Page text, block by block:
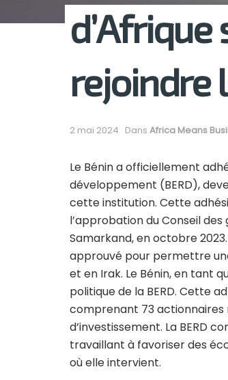
rejoindre
2 mai 2024 Dans Africa Means
Le Bénin a officiellement
développement (BERD),
cette institution. Cette
l’approbation du Conseil des
Samarkand, en octobre
approuvé pour permettre
et en Irak. Le Bénin, en tant
politique de la BERD. Cette
comprenant 73 actionnaires
d’investissement. La BERD
travaillant à favoriser des
où elle intervient.